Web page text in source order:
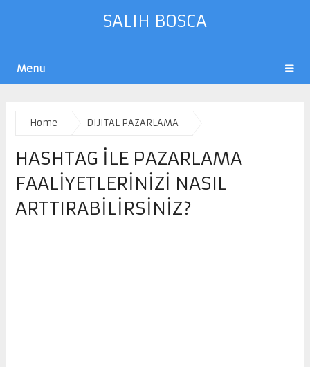
SALIH BOSCA
Menu
Home DIJITAL PAZARLAMA
HASHTAG ILE PAZARLAMA
FAALIYETLERINIZI NASIL
ARTTIRABILIRSINIZ?